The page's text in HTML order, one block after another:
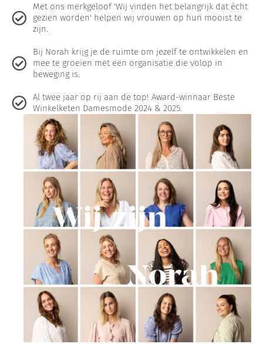
Met ons merkgeloof 'Wij vinden het belangrijk dat écht
gezien worden' helpen wij vrouwen op hun mooist te
zijn.
Bij Norah krijg je de ruimte om jezelf te ontwikkelen en
mee te groeien met een organisatie die volop in
beweging is.
Al twee jaar op rij aan de top! Award-winnaar Beste
Winkelketen Damesmode 2024 & 2025.